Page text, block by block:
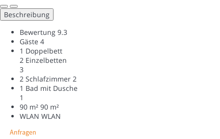
Beschreibung
Bewertung 9.3
Gäste 4
1 Doppelbett
2 Einzelbetten
3
2 Schlafzimmer 2
1 Bad mit Dusche
1
90 m² 90 m²
WLAN WLAN
Anfragen